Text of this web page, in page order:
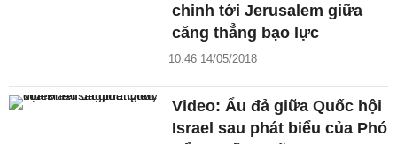
chinh tới Jerusalem giữa
căng thẳng bạo lực
10:46 14/05/2018
Video: Ẩu đả giữa Quốc hội
Israel sau phát biểu của Phó